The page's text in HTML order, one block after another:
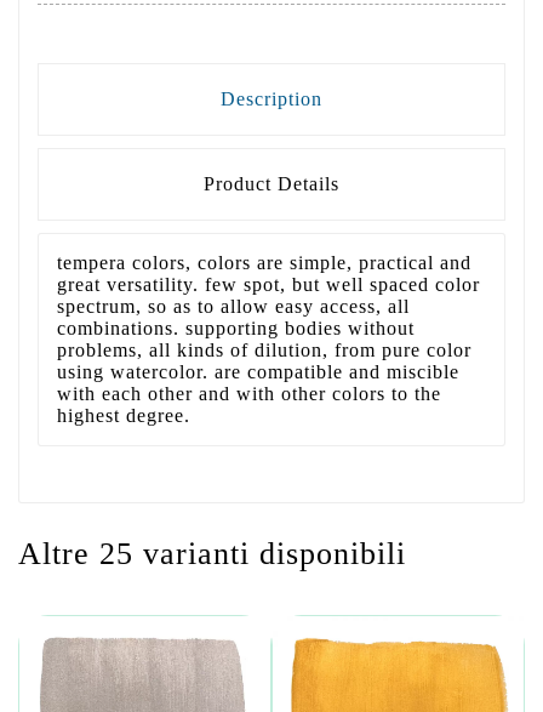
Description
Product Details
tempera colors, colors are simple, practical and
great versatility. few spot, but well spaced color
spectrum, so as to allow easy access, all
combinations. supporting bodies without
problems, all kinds of dilution, from pure color
using watercolor. are compatible and miscible
with each other and with other colors to the
highest degree.
Altre 25 varianti disponibili